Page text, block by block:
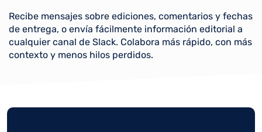
Recibe mensajes sobre ediciones, comentarios y fechas
de entrega, o envía fácilmente información editorial a
cualquier canal de Slack. Colabora más rápido, con más
contexto y menos hilos perdidos.